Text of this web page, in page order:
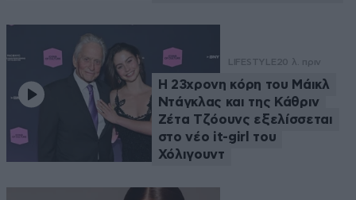
LIFESTYLE20 λ. πριν
Η 23χρονη κόρη τoυ Μάικλ
Ντάγκλας και της Κάθριν
Ζέτα Τζόουνς εξελίσσεται
στο νέο it-girl του
Χόλιγουντ